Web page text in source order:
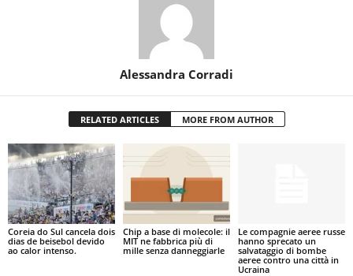
Alessandra Corradi
RELATED ARTICLES MORE FROM AUTHOR
Coreia do Sul cancela dois
dias de beisebol devido
ao calor intenso.
Chip a base di molecole: il
MIT ne fabbrica più di
mille senza danneggiarle
Le compagnie aeree russe
hanno sprecato un
salvataggio di bombe
aeree contro una città in
Ucraina